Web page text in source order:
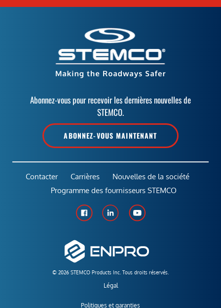
Abonnez-vous pour recevoir les dernières nouvelles de
STEMCO.
ABONNEZ-VOUS MAINTENANT
© 2026 STEMCO Products Inc. Tous droits réservés.
Légal
Politiques et garanties
Contacter Carrières
Nouvelles de la société
Programme des fournisseurs STEMCO